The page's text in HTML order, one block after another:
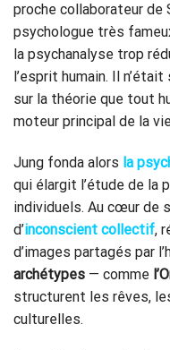
proche collaborateur de
psychologue très
la psychanalyse trop
l’esprit humain. Il
sur la théorie que tout
moteur principal de la
Jung fonda alors la
qui élargit l’étude de la
individuels. Au cœur de
d’inconscient collectif,
d’images partagés par
archétypes — comme
structurent les rêves,
culturelles.